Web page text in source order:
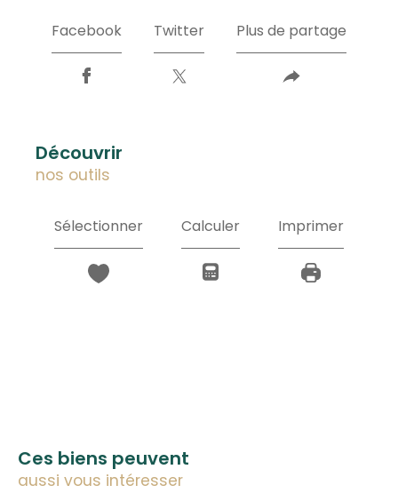
Facebook Twitter Plus de partage
découvrir
nos outils
Sélectionner Calculer Imprimer
Ces biens peuvent
aussi vous intéresser